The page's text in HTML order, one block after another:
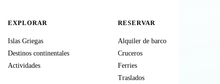
EXPLORAR
Islas Griegas
Destinos continentales
Actividades
RESERVAR
Alquiler de barco
Cruceros
Ferries
Traslados